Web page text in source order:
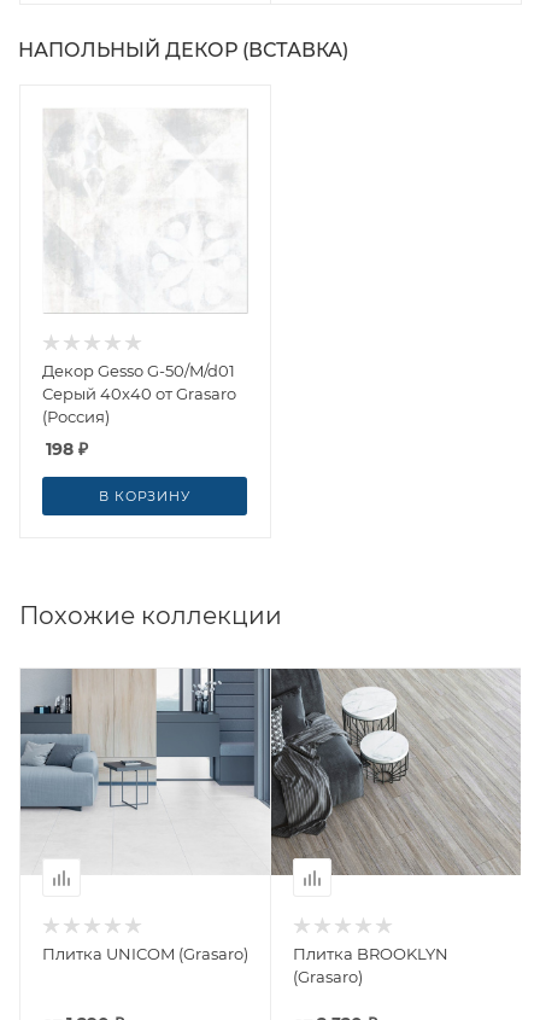
НАПОЛЬНЫЙ ДЕКОР (ВСТАВКА)
Декор Gesso G-50/M/d01
Серый 40x40 от Grasaro
(Россия)
198 ₽
В КОРЗИНУ
Похожие коллекции
Плитка UNICOM (Grasaro)
Плитка BROOKLYN
(Grasaro)